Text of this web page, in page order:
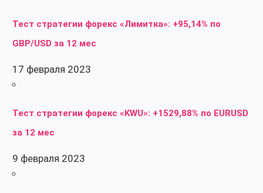
Тест стратегии форекс «Лимитка»: +95,14% по
GBP/USD за 12 мес
17 февраля 2023
Тест стратегии форекс «KWU»: +1529,88% по EURUSD
за 12 мес
9 февраля 2023